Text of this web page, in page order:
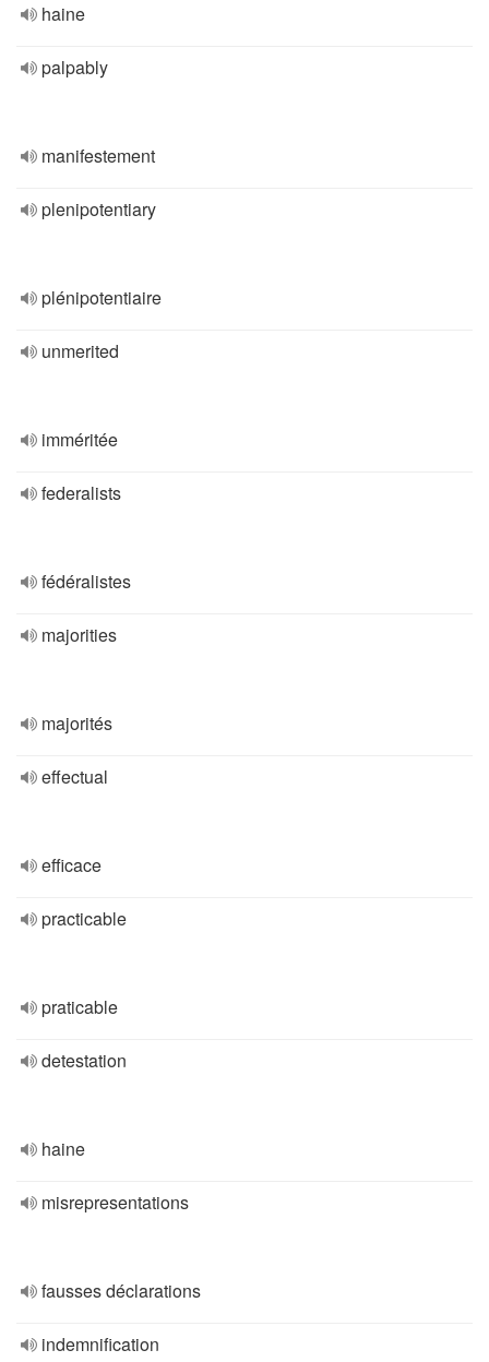
haine
palpably
manifestement
plenipotentiary
plénipotentiaire
unmerited
imméritée
federalists
fédéralistes
majorities
majorités
effectual
efficace
practicable
praticable
detestation
haine
misrepresentations
fausses déclarations
indemnification